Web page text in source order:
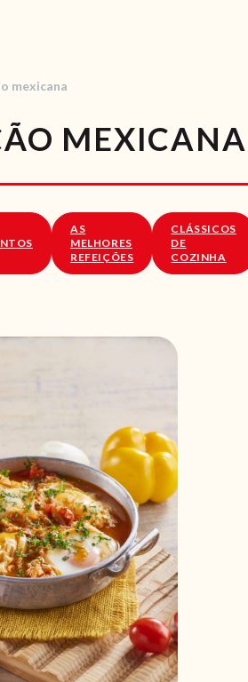
mexicana
MEXICANA
AS
MELHORES
REFEIÇÕES
CLÁSSICOS
DE
COZINHA